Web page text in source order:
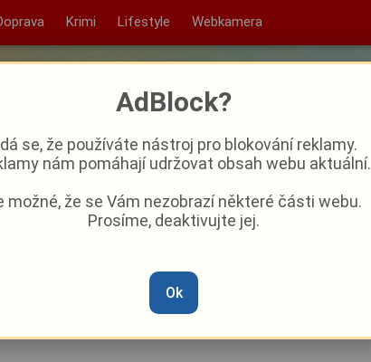
Krimi Lifestyle Webkamera
U kampusu vyroste
vědci si vymínili klid
AdBlock?
se, že používáte nástroj pro blokování reklamy.
nám pomáhají udržovat obsah webu aktuální.
možné, že se Vám nezobrazí některé části webu.
Prosíme, deaktivujte jej.
Ok